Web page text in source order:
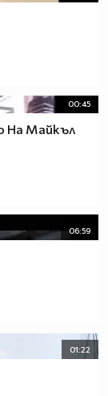
00:45
На Майкъл
06:59
01:22